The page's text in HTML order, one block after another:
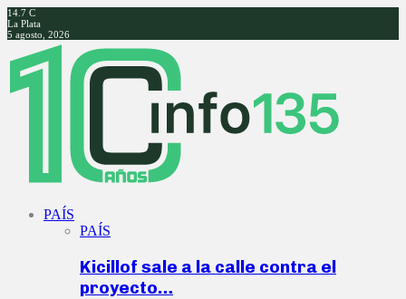
14.7 C
La Plata
5 agosto, 2026
Facebook
Twitter
Instagram
Youtube
PAÍS
PAÍS
Kicillof sale a la calle contra el
proyecto…